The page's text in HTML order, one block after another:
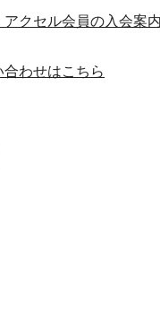
クセル会員の入会案
わせはこちら